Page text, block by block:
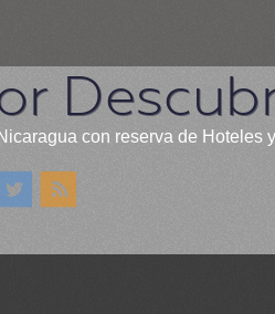
con reserva de Hoteles